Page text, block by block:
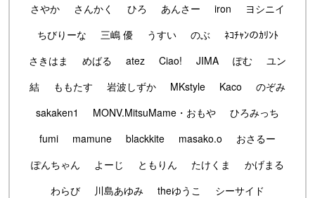
さやか
さんかく ひろ あんさー iron
ヨシニイ
ちびりーな
三嶋 優 うすい のぶ
ﾈｺﾁｬﾝのｶﾘﾝﾄ
さきはま
めばる atez Ciao! JIMA ぽむ
ユン
結
ももたす 岩波しずか MKstyle Kaco
のぞみ
sakaken1
MONV.MitsuMame・おもや
ひろみっち
fumi
mamune blackkite masako.o
おさるー
ぽんちゃん
よーじ ともりん たけくま
かげまる
わらび
川島あゆみ theゆうこ
シーサイド